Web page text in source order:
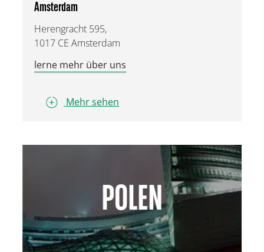
Amsterdam
Herengracht 595,
1017 CE Amsterdam
lerne mehr über uns
Mehr sehen
POLEN